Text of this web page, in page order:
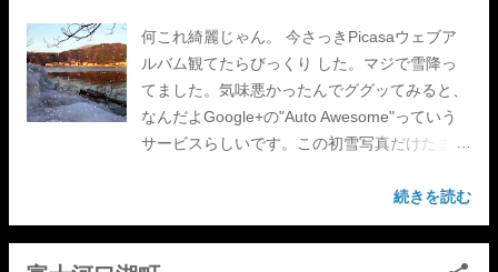
何これ綺麗じゃん。 今さっきPicasaウェブア
ルバム観てたらびっくり した。マジで雪降っ
てました。気味悪かったんでググッてみると、
なんだよGoogle+の"Auto Awesome"っていう
サービスらしいです。この初雪写真だけたまた
続きを読む